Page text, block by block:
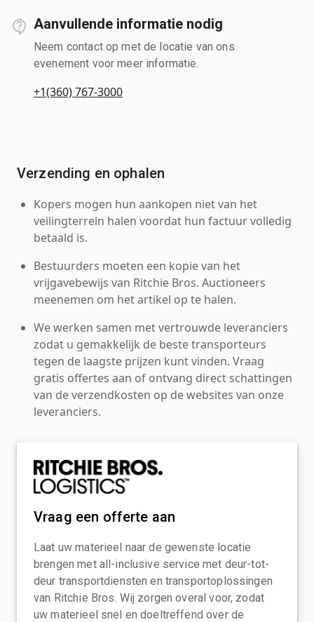
Aanvullende informatie nodig
Neem contact op met de locatie van ons
evenement voor meer informatie.
+1(360) 767-3000
Verzending en ophalen
Kopers mogen hun aankopen niet van het
veilingterrein halen voordat hun factuur volledig
betaald is.
Bestuurders moeten een kopie van het
vrijgavebewijs van Ritchie Bros. Auctioneers
meenemen om het artikel op te halen.
We werken samen met vertrouwde leveranciers
zodat u gemakkelijk de beste transporteurs
tegen de laagste prijzen kunt vinden. Vraag
gratis offertes aan of ontvang direct schattingen
van de verzendkosten op de websites van onze
leveranciers.
Vraag een offerte aan
Laat uw materieel naar de gewenste locatie
brengen met all-inclusive service met deur-tot-
deur transportdiensten en transportoplossingen
van Ritchie Bros. Wij zorgen overal voor, zodat
uw materieel snel en doeltreffend over de